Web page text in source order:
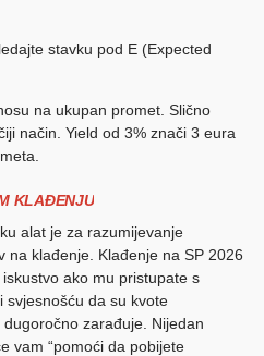
stavku pod E (Expected
na ukupan promet. Slično
način. Yield od 3% znači 3 eura
KLAĐENJU
alat je za razumijevanje
klađenje. Klađenje na SP 2026
ako mu pristupate s
svjesnošću da su kvote
zarađuje. Nijedan
vam “pomoći da pobijete